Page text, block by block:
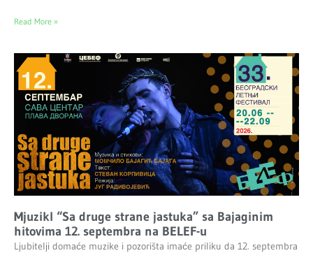
Read More »
Mjuzikl “Sa druge strane jastuka” sa Bajaginim
hitovima 12. septembra na BELEF-u
Ljubitelji domaće muzike i pozorišta imaće priliku da 12. septembra